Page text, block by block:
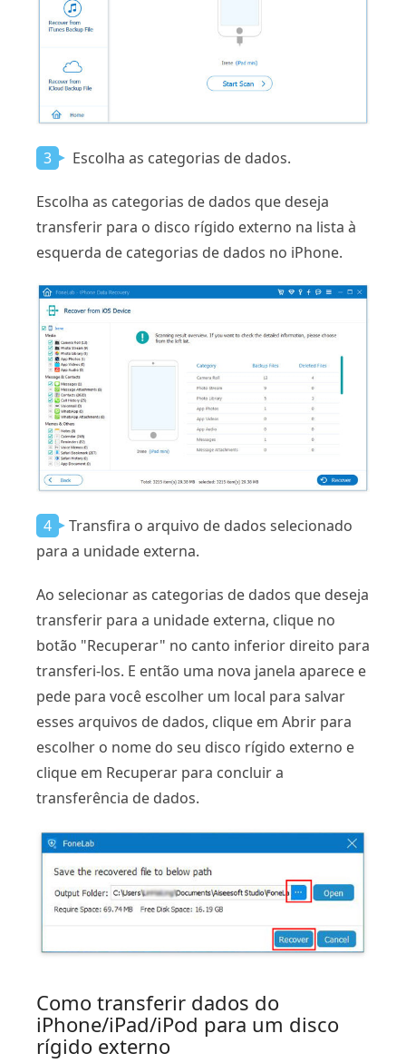
3 Escolha as categorias de dados.
Escolha as categorias de dados que deseja
transferir para o disco rígido externo na lista à
esquerda de categorias de dados no iPhone.
4
Transfira o arquivo de dados selecionado
para a unidade externa.
Ao selecionar as categorias de dados que deseja
transferir para a unidade externa, clique no
botão "Recuperar" no canto inferior direito para
transferi-los. E então uma nova janela aparece e
pede para você escolher um local para salvar
esses arquivos de dados, clique em Abrir para
escolher o nome do seu disco rígido externo e
clique em Recuperar para concluir a
transferência de dados.
Como transferir dados do
iPhone/iPad/iPod para um disco
rígido externo